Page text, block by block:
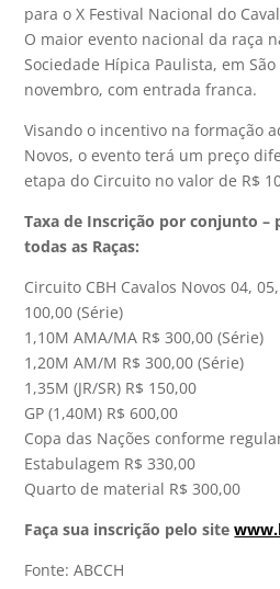
para o X Festival Nacional do
O maior evento nacional da raça
Sociedade Hípica Paulista, em
novembro, com entrada franca.
Visando o incentivo na formação
Novos, o evento terá um preço
etapa do Circuito no valor de R$
Taxa de Inscrição por conjunto –
todas as Raças:
Circuito CBH Cavalos Novos 04,
100,00 (Série)
1,10M AMA/MA R$ 300,00 (Série)
1,20M AM/M R$ 300,00 (Série)
1,35M (JR/SR) R$ 150,00
GP (1,40M) R$ 600,00
Copa das Nações conforme
Estabulagem R$ 330,00
Quarto de material R$ 300,00
Faça sua inscrição pelo site
Fonte: ABCCH